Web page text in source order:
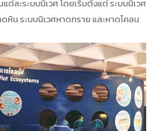
ต่ละระบบนิเวศ โดยเริ่มตั้งแต่ ระบบนิเวศ
หิน ระบบนิเวศหาดทราย และหาดโคลน